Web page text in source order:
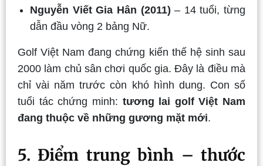
Nguyễn Viết Gia Hân (2011) – 14 tuổi, từng
dẫn đầu vòng 2 bảng Nữ.
Golf Việt Nam đang chứng kiến thế hệ sinh sau
2000 làm chủ sân chơi quốc gia. Đây là điều mà
chỉ vài năm trước còn khó hình dung. Con số
tuổi tác chứng minh: tương lai golf Việt Nam
đang thuộc về những gương mặt mới.
5. Điểm trung bình – thước